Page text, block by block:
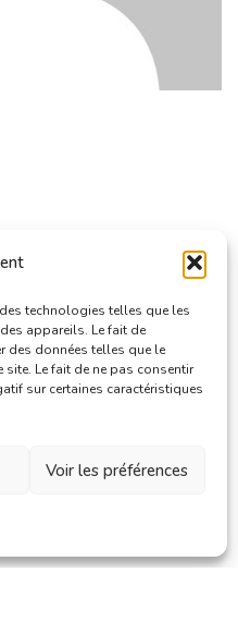
technologies telles que les
appareils. Le fait de
des données telles que le
Le fait de ne pas consentir
sur certaines caractéristiques
Voir les préférences